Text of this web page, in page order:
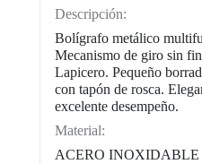
Descripción:
Bolígrafo metálico
Mecanismo de giro sin
Lapicero. Pequeño
con tapón de rosca.
excelente desempeño.
Material:
ACERO INOXIDABLE